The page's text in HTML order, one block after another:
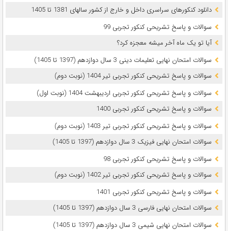
دانلود کنکورهای سراسری داخل و خارج از کشور سالهای 1381 تا 1405
سوالات و پاسخ تشریحی کنکور تجربی 99
آیا تو یک ماه آخر میشه معجزه کرد؟
سوالات امتحان نهایی تعلیمات دینی 3 سال دوازدهم (1397 تا 1405)
سوالات و پاسخ تشریحی کنکور تجربی تیر 1404 (نوبت دوم)
سوالات و پاسخ تشریحی کنکور تجربی اردیبهشت 1404 (نوبت اول)
سوالات و پاسخ تشریحی کنکور تجربی 1400
سوالات و پاسخ تشریحی کنکور تجربی تیر 1403 (نوبت دوم)
سوالات امتحان نهایی فیزیک 3 سال دوازدهم (1397 تا 1405)
سوالات و پاسخ تشریحی کنکور تجربی 98
سوالات و پاسخ تشریحی کنکور تجربی تیر 1402 (نوبت دوم)
سوالات و پاسخ تشریحی کنکور تجربی 1401
سوالات امتحان نهایی فارسی 3 سال دوازدهم (1397 تا 1405)
سوالات امتحان نهایی شیمی 3 سال دوازدهم (1397 تا 1405)